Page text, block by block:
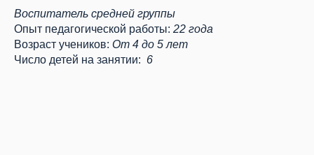
Воспитатель средней группы
Опыт педагогической работы: 22 года
Возраст учеников: От 4 до 5 лет
Число детей на занятии: 6